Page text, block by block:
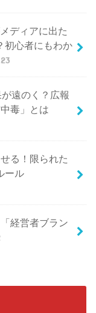
ディアに出た
初心者にもわか
遠のく？広報
毒」とは
る！限られた
ール
経営者ブラン